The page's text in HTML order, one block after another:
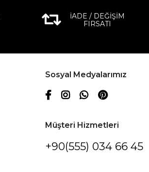
İADE / DEĞİŞİM
FIRSATI
Sosyal Medyalarımız
Müşteri Hizmetleri
+90(555) 034 66 45